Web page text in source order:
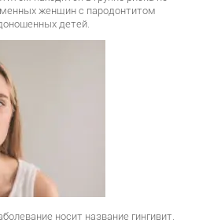
женщин с пародонтитом
детей.
носит название гингивит.